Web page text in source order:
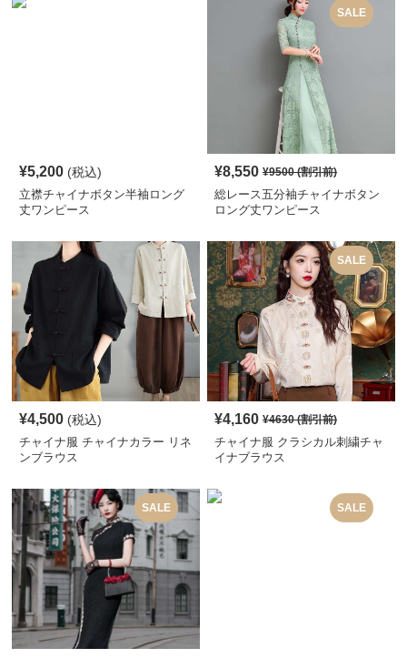
¥5,200 (税込)
立襟チャイナボタン半袖ロング
丈ワンピース
SALE
¥8,550 ¥9500(割引前)
総レース五分袖チャイナボタン
ロング丈ワンピース
¥4,500 (税込)
チャイナ服 チャイナカラー リネ
ンブラウス
SALE
¥4,160 ¥4630(割引前)
チャイナ服 クラシカル刺繍チャ
イナブラウス
SALE SALE